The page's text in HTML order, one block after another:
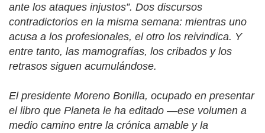
ante los ataques injustos”. Dos discursos
contradictorios en la misma semana: mientras uno
acusa a los profesionales, el otro los reivindica. Y
entre tanto, las mamografías, los cribados y los
retrasos siguen acumulándose.
El presidente Moreno Bonilla, ocupado en presentar
el libro que Planeta le ha editado —ese volumen a
medio camino entre la crónica amable y la